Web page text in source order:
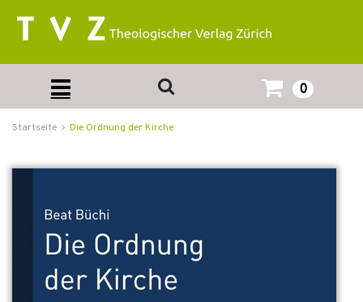
0
Startseite Die Ordnung der Kirche